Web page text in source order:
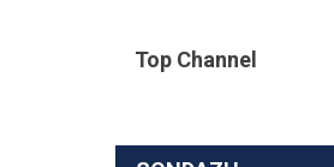
Top Channel